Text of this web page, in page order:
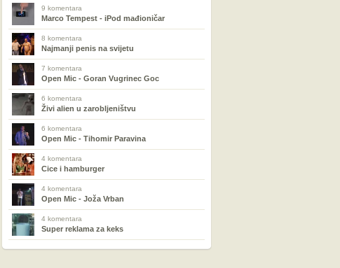
9 komentara
Marco Tempest - iPod mađioničar
8 komentara
Najmanji penis na svijetu
7 komentara
Open Mic - Goran Vugrinec Goc
6 komentara
Živi alien u zarobljeništvu
6 komentara
Open Mic - Tihomir Paravina
4 komentara
Cice i hamburger
4 komentara
Open Mic - Joža Vrban
4 komentara
Super reklama za keks